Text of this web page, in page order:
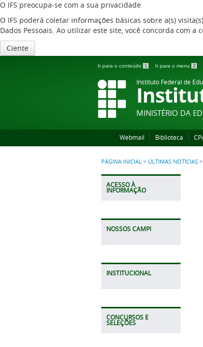
O IFS preocupa-se com a sua privacidade
O IFS poderá coletar informações básicas sobre a(s)
Dados Pessoais. Ao utilizar este site, você concorda com
Ciente
Ir para o conteúdo 1 Ir para o menu 2
Instituto Federal de
MINISTÉRIO DA
Webmail Biblioteca
PÁGINA INICIAL > ÚLTIMAS NOTÍCIAS >
ACESSO À
INFORMAÇÃO
NOSSOS CAMPI
INSTITUCIONAL
CONCURSOS E
SELEÇÕES